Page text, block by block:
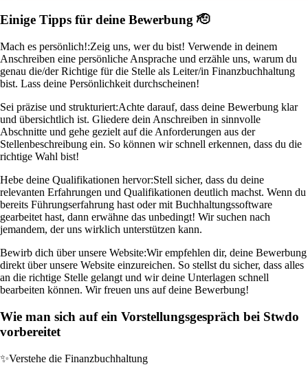
Einige Tipps für deine Bewerbung 🫡
Mach es persönlich!:Zeig uns, wer du bist! Verwende in deinem
Anschreiben eine persönliche Ansprache und erzähle uns, warum du
genau die/der Richtige für die Stelle als Leiter/in Finanzbuchhaltung
bist. Lass deine Persönlichkeit durchscheinen!
Sei präzise und strukturiert:Achte darauf, dass deine Bewerbung klar
und übersichtlich ist. Gliedere dein Anschreiben in sinnvolle
Abschnitte und gehe gezielt auf die Anforderungen aus der
Stellenbeschreibung ein. So können wir schnell erkennen, dass du die
richtige Wahl bist!
Hebe deine Qualifikationen hervor:Stell sicher, dass du deine
relevanten Erfahrungen und Qualifikationen deutlich machst. Wenn du
bereits Führungserfahrung hast oder mit Buchhaltungssoftware
gearbeitet hast, dann erwähne das unbedingt! Wir suchen nach
jemandem, der uns wirklich unterstützen kann.
Bewirb dich über unsere Website:Wir empfehlen dir, deine Bewerbung
direkt über unsere Website einzureichen. So stellst du sicher, dass alles
an die richtige Stelle gelangt und wir deine Unterlagen schnell
bearbeiten können. Wir freuen uns auf deine Bewerbung!
Wie man sich auf ein Vorstellungsgespräch bei Stwdo
vorbereitet
✨Verstehe die Finanzbuchhaltung